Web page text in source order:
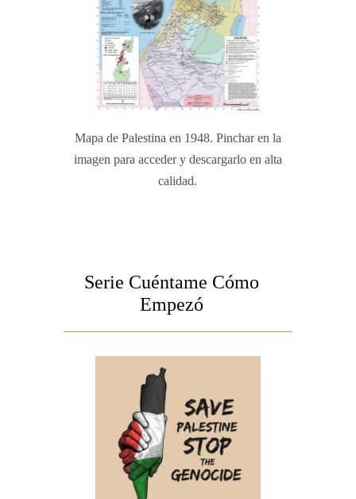
Mapa de Palestina en 1948. Pinchar en la
imagen para acceder y descargarlo en alta
calidad.
Serie Cuéntame Cómo
Empezó